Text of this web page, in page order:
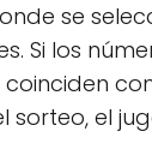
se
Si los
sorteo, el